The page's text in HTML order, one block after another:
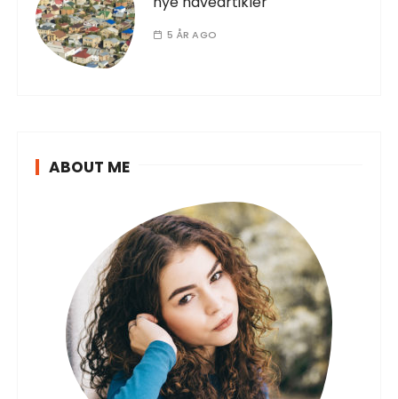
5 ÅR AGO
ABOUT ME